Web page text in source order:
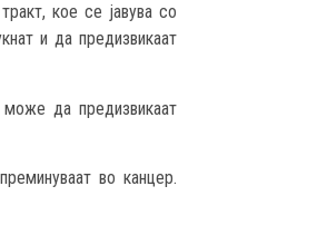
кое се јавува со
и да предизвикаат
да предизвикаат
во канцер.